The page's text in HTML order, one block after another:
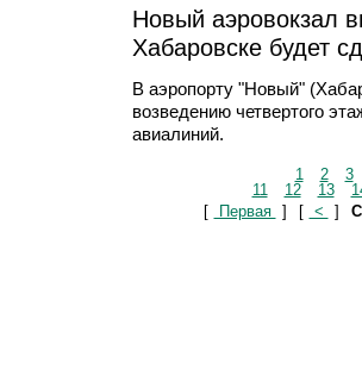
Новый аэровокзал
Хабаровске будет
В аэропорту "Новый"
возведению четвертого
авиалиний.
1 2
3
11
12 13
[
Первая ] [ < ]